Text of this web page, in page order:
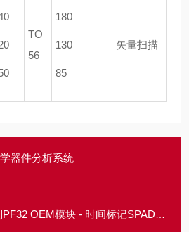
TO
56
180
130
85
矢量扫描
器件分析系统
OEM模块 - 时间标记SPAD阵列模块